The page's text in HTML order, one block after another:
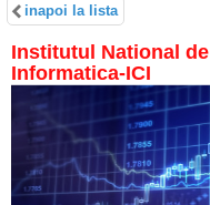
inapoi la lista
Institutul National
Informatica-ICI